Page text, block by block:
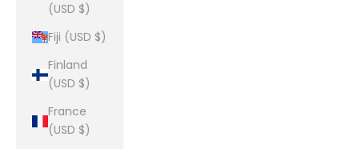
(USD $)
Fiji (USD $)
Finland
(USD $)
France
(USD $)